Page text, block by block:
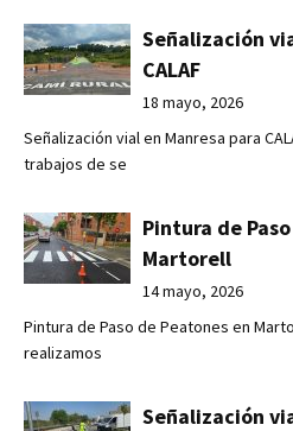
Señalización
CALAF
18 mayo, 2026
Señalización vial en Manresa para
trabajos de se
Pintura de
Martorell
14 mayo, 2026
Pintura de Paso de Peatones en
realizamos
Señalización